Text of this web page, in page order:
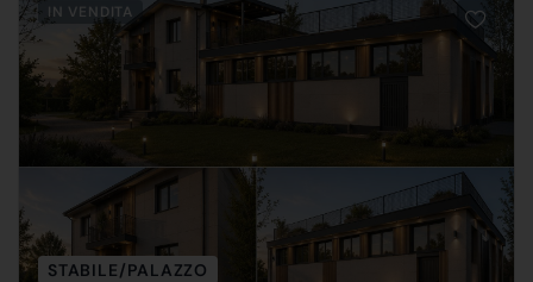
IN VENDITA
STABILE/PALAZZO